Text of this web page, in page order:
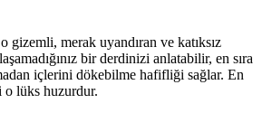
merak uyandıran ve katıksız
bir derdinizi anlatabilir, en sıra
içlerini dökebilme hafifliği sağlar. En
o lüks huzurdur.